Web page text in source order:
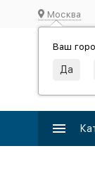
Москва
Ваш
Производство и поставка спортивного оборудования